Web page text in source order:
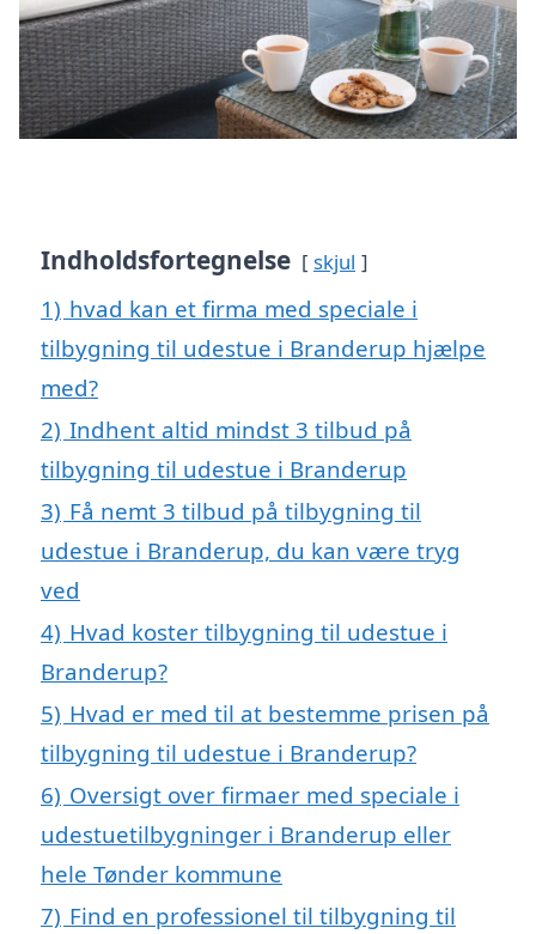
Indholdsfortegnelse skjul
1) hvad kan et firma med speciale i
tilbygning til udestue i Branderup hjælpe
med?
2) Indhent altid mindst 3 tilbud på
tilbygning til udestue i Branderup
3) Få nemt 3 tilbud på tilbygning til
udestue i Branderup, du kan være tryg
ved
4) Hvad koster tilbygning til udestue i
Branderup?
5) Hvad er med til at bestemme prisen på
tilbygning til udestue i Branderup?
6) Oversigt over firmaer med speciale i
udestuetilbygninger i Branderup eller
hele Tønder kommune
7) Find en professionel til tilbygning til